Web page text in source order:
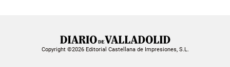
Copyright ©2026 Editorial Castellana de Impresiones, S.L.